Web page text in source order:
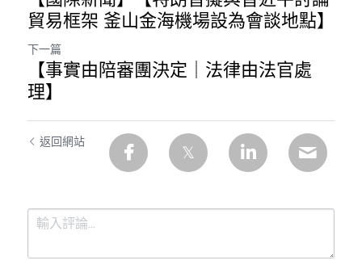
香港科技專上書院｜專欄
貿易框架 釜山金海機場設為會談地點】
下一篇
【事實由陪審團決定｜法律由法官處
理】
返回網站